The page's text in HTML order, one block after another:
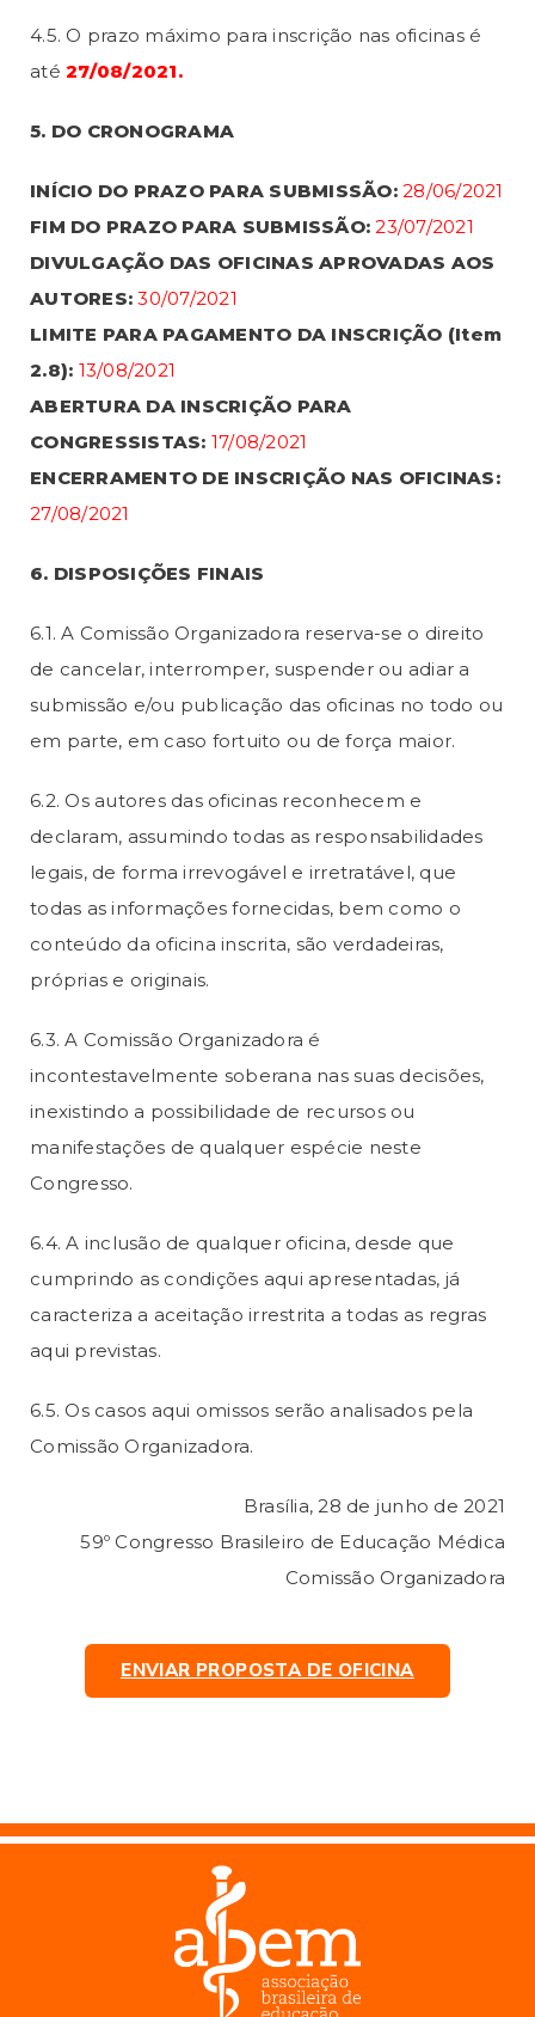
4.5. O prazo máximo para inscrição nas oficinas é
até 27/08/2021.
5. DO CRONOGRAMA
INÍCIO DO PRAZO PARA SUBMISSÃO: 28/06/2021
FIM DO PRAZO PARA SUBMISSÃO:23/07/2021
DIVULGAÇÃO DAS OFICINAS APROVADAS AOS
AUTORES:30/07/2021
LIMITE PARA PAGAMENTO DA INSCRIÇÃO (Item
2.8): 13/08/2021
ABERTURA DA INSCRIÇÃO PARA
CONGRESSISTAS: 17/08/2021
ENCERRAMENTO DE INSCRIÇÃO NAS OFICINAS:
27/08/2021
6. DISPOSIÇÕES FINAIS
6.1. A Comissão Organizadora reserva-se o direito
de cancelar, interromper, suspender ou adiar a
submissão e/ou publicação das oficinas no todo ou
em parte, em caso fortuito ou de força maior.
6.2. Os autores das oficinas reconhecem e
declaram, assumindo todas as responsabilidades
legais, de forma irrevogável e irretratável, que
todas as informações fornecidas, bem como o
conteúdo da oficina inscrita, são verdadeiras,
próprias e originais.
6.3. A Comissão Organizadora é
incontestavelmente soberana nas suas decisões,
inexistindo a possibilidade de recursos ou
manifestações de qualquer espécie neste
Congresso.
6.4. A inclusão de qualquer oficina, desde que
cumprindo as condições aqui apresentadas, já
caracteriza a aceitação irrestrita a todas as regras
aqui previstas.
6.5. Os casos aqui omissos serão analisados pela
Comissão Organizadora.
Brasília, 28 de junho de 2021
59º Congresso Brasileiro de Educação Médica
Comissão Organizadora
ENVIAR PROPOSTA DE OFICINA